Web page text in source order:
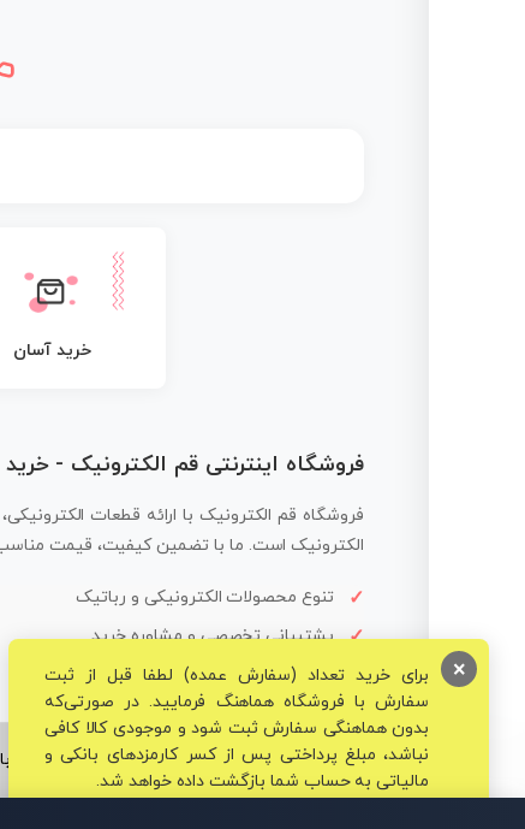
خرید آسان
فروشگاه اینترنتی قم الکترونیک -
فروشگاه قم الکترونیک با ارائه قطعات
الکترونیک است. ما با تضمین کیفیت، قیمت
تنوع محصولات الکترونیکی و رباتیک
پشتیبانی تخصصی و مشاوره خرید
© تمامی حقوق برای فروشگاه تخصصی قم الکترونیک محفوظ
برای خرید تعداد (سفارش عمده) لطفا قبل از ثبت
سفارش با فروشگاه هماهنگ فرمایید. در صورتی‌که
بدون هماهنگی سفارش ثبت شود و موجودی کالا کافی
نباشد، مبلغ پرداختی پس از کسر کارمزدهای بانکی و
مالیاتی به حساب شما بازگشت داده خواهد شد.
×